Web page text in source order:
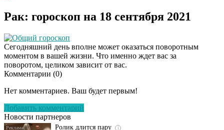
Рак: гороскоп на 18 сентября 2021
Общий гороскоп
Сегодняшний день вполне может оказаться поворотным
моментом в вашей жизни. Что именно ждет вас за
поворотом, целиком зависит от вас.
Комментарии (0)
Нет комментариев. Ваш будет первым!
Добавить комментарий
Новости партнеров
Этот танец невесты
Пересмотрела 10 раз
i
Ролик длится пару